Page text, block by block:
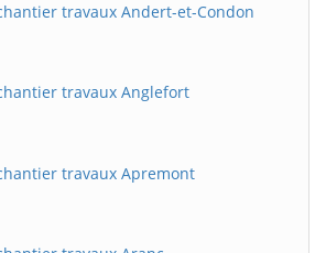
travaux Andert-et-Condon
travaux Anglefort
travaux Apremont